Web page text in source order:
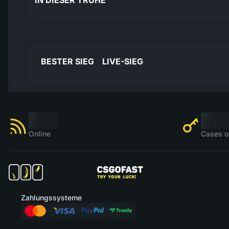
BESTER SIEG LIVE-SIEG
Online Cases
Zahlungssysteme